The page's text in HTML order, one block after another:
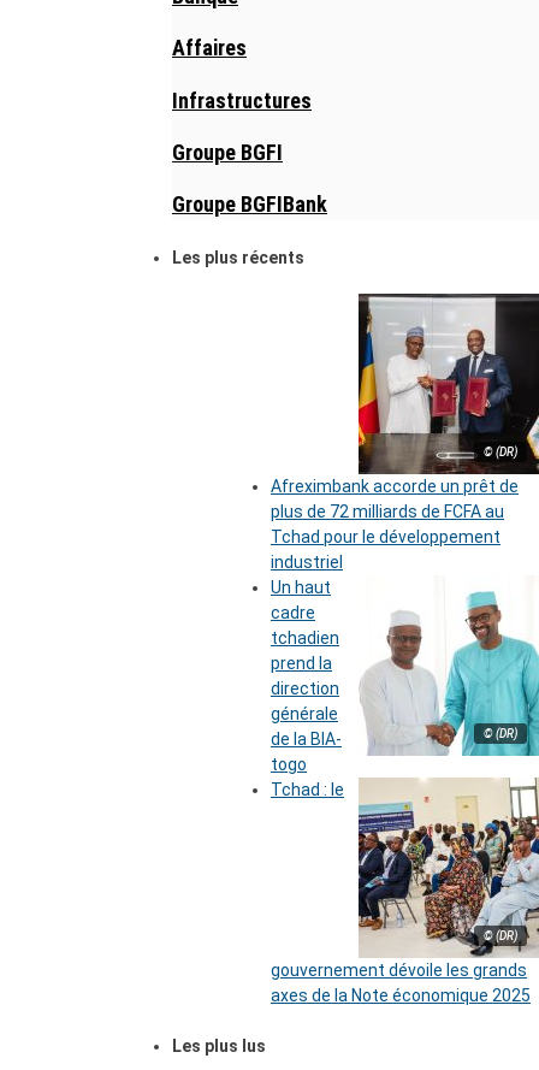
Affaires
Infrastructures
Groupe BGFI
Groupe BGFIBank
Les plus récents
© (DR)
Afreximbank accorde un prêt de
plus de 72 milliards de FCFA au
Tchad pour le développement
industriel
© (DR)
Un haut
cadre
tchadien
prend la
direction
générale
de la BIA-
togo
© (DR)
Tchad : le
gouvernement dévoile les grands
axes de la Note économique 2025
Les plus lus